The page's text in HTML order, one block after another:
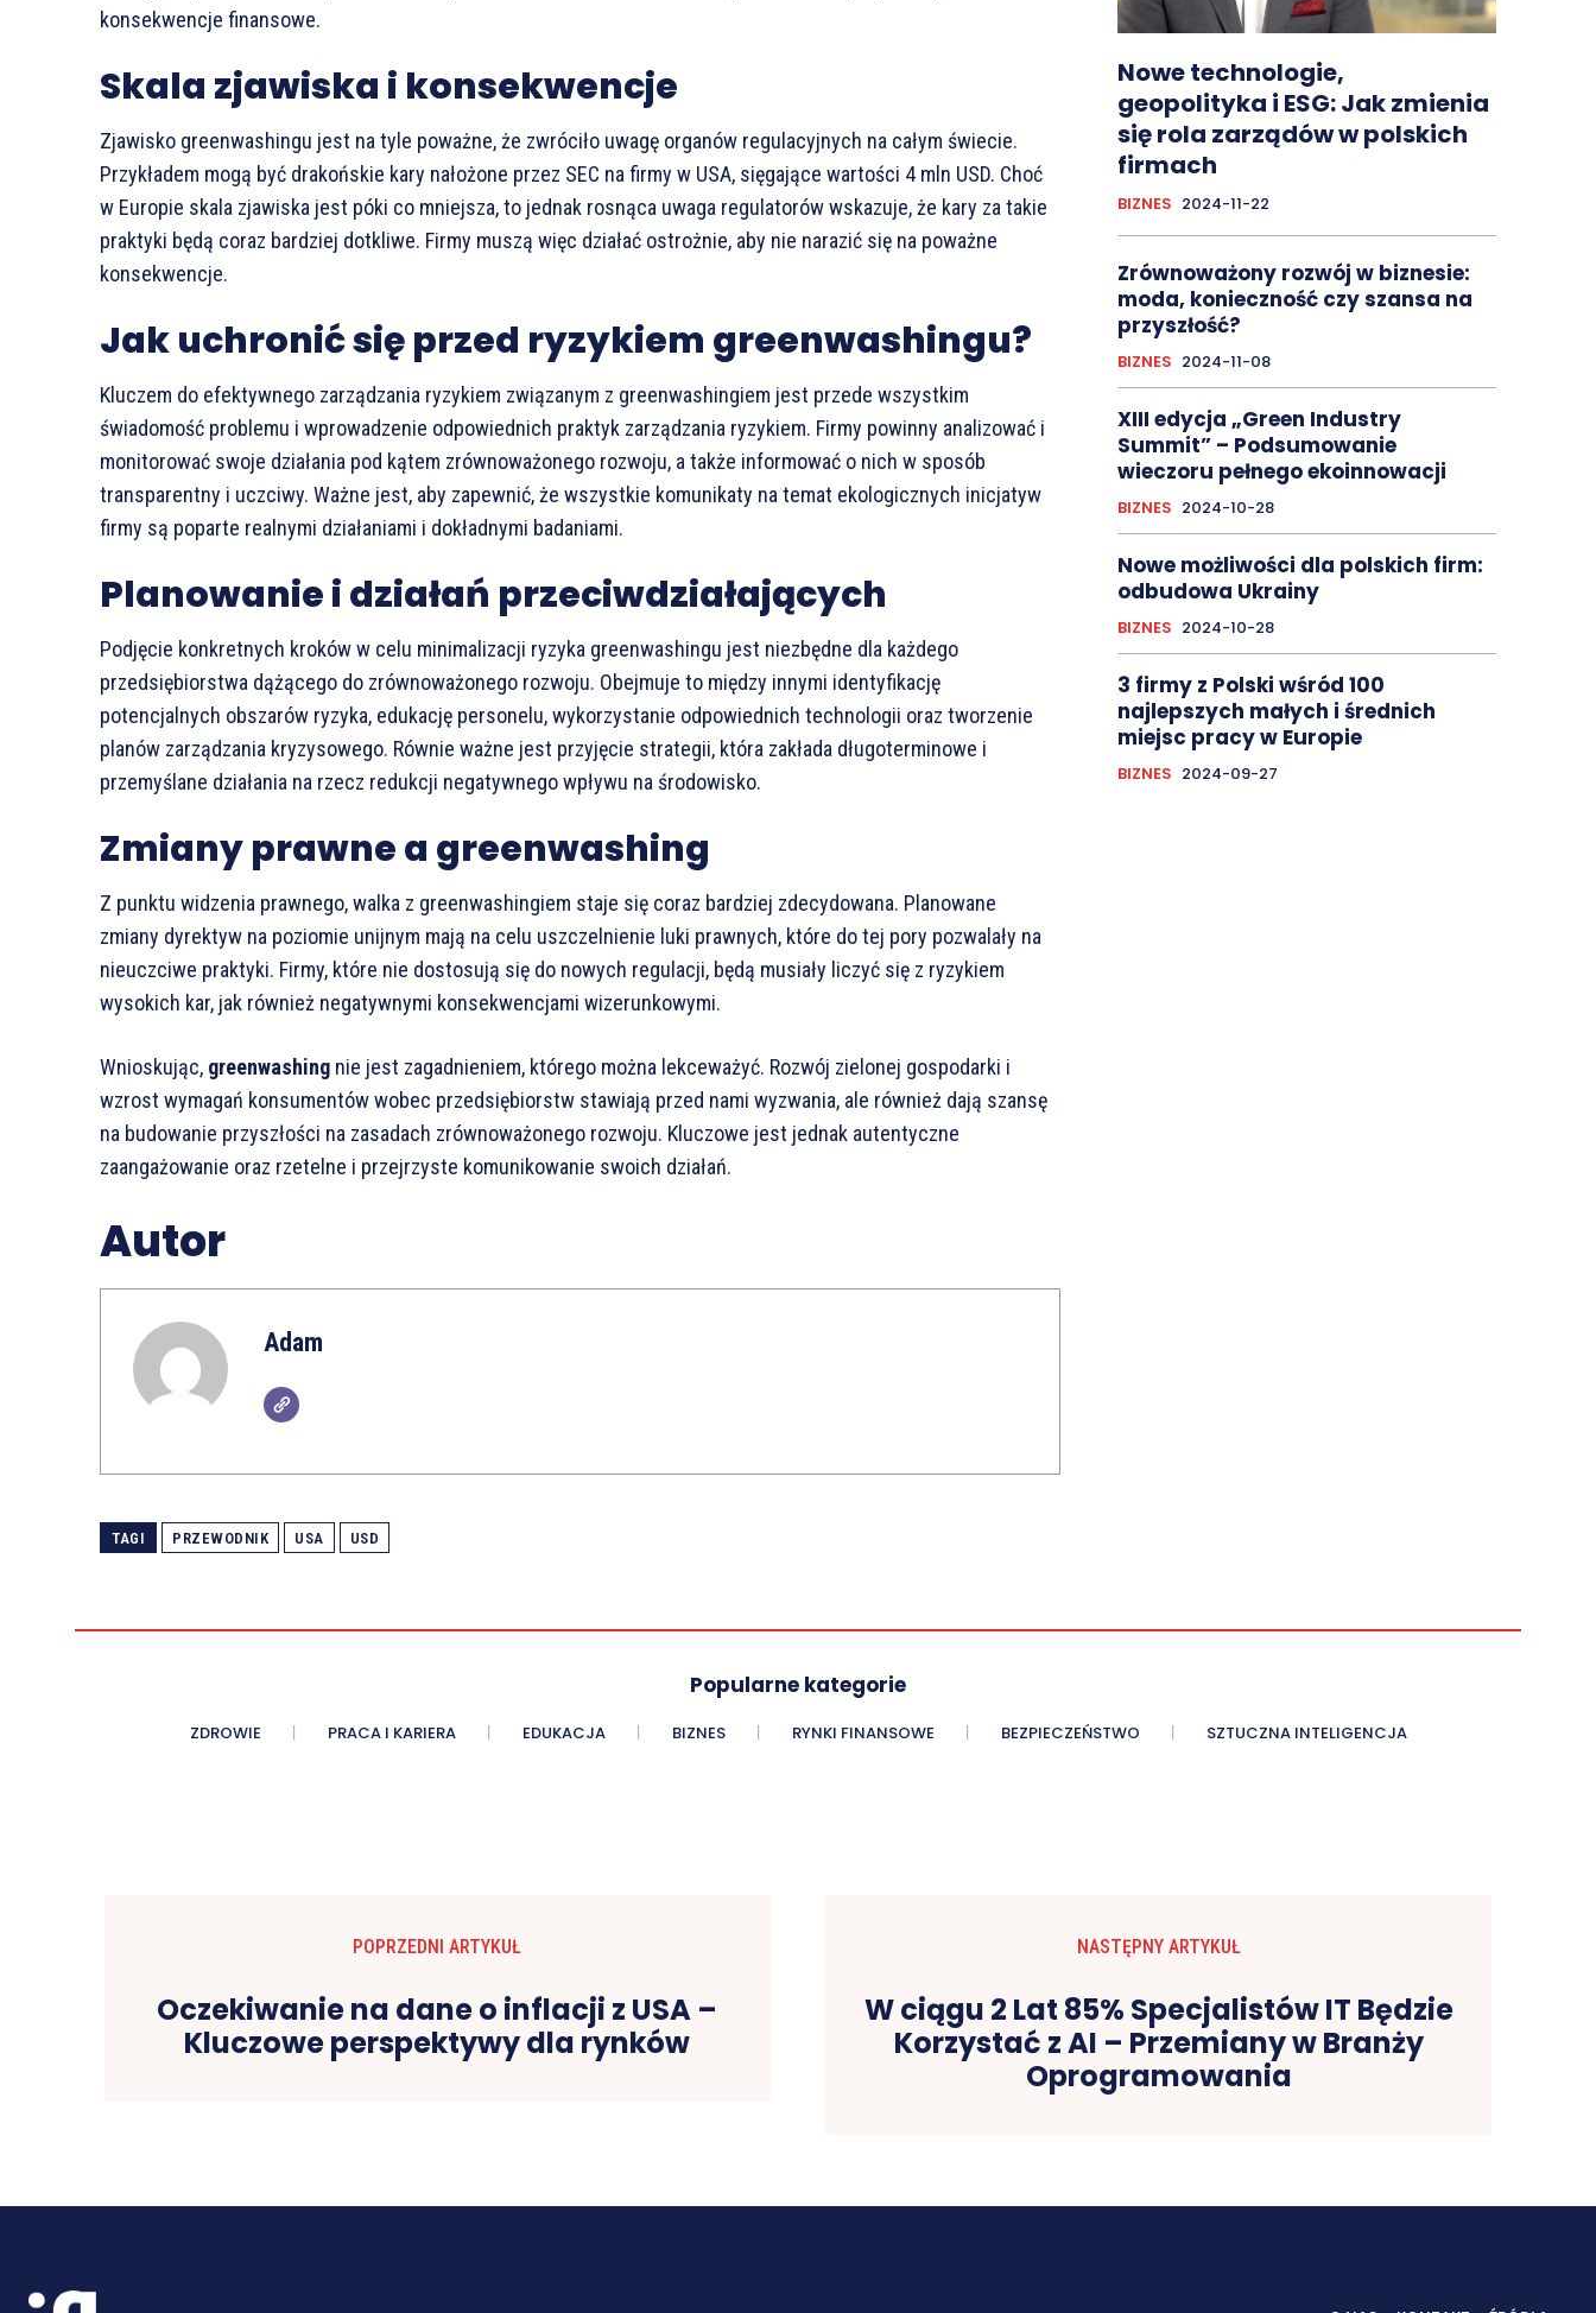
konsekwencje finansowe.
Skala zjawiska i konsekwencje
Zjawisko greenwashingu jest na tyle poważne, że zwróciło uwagę organów regulacyjnych na całym świecie.
Przykładem mogą być drakońskie kary nałożone przez SEC na firmy w USA, sięgające wartości 4 mln USD. Choć
w Europie skala zjawiska jest póki co mniejsza, to jednak rosnąca uwaga regulatorów wskazuje, że kary za takie
praktyki będą coraz bardziej dotkliwe. Firmy muszą więc działać ostrożnie, aby nie narazić się na poważne
konsekwencje.
Jak uchronić się przed ryzykiem greenwashingu?
Kluczem do efektywnego zarządzania ryzykiem związanym z greenwashingiem jest przede wszystkim
świadomość problemu i wprowadzenie odpowiednich praktyk zarządzania ryzykiem. Firmy powinny analizować i
monitorować swoje działania pod kątem zrównoważonego rozwoju, a także informować o nich w sposób
transparentny i uczciwy. Ważne jest, aby zapewnić, że wszystkie komunikaty na temat ekologicznych inicjatyw
firmy są poparte realnymi działaniami i dokładnymi badaniami.
Planowanie i działań przeciwdziałających
Podjęcie konkretnych kroków w celu minimalizacji ryzyka greenwashingu jest niezbędne dla każdego
przedsiębiorstwa dążącego do zrównoważonego rozwoju. Obejmuje to między innymi identyfikację
potencjalnych obszarów ryzyka, edukację personelu, wykorzystanie odpowiednich technologii oraz tworzenie
planów zarządzania kryzysowego. Równie ważne jest przyjęcie strategii, która zakłada długoterminowe i
przemyślane działania na rzecz redukcji negatywnego wpływu na środowisko.
Zmiany prawne a greenwashing
Z punktu widzenia prawnego, walka z greenwashingiem staje się coraz bardziej zdecydowana. Planowane
zmiany dyrektyw na poziomie unijnym mają na celu uszczelnienie luki prawnych, które do tej pory pozwalały na
nieuczciwe praktyki. Firmy, które nie dostosują się do nowych regulacji, będą musiały liczyć się z ryzykiem
wysokich kar, jak również negatywnymi konsekwencjami wizerunkowymi.
Wnioskując, greenwashing nie jest zagadnieniem, którego można lekceważyć. Rozwój zielonej gospodarki i
wzrost wymagań konsumentów wobec przedsiębiorstw stawiają przed nami wyzwania, ale również dają szansę
na budowanie przyszłości na zasadach zrównoważonego rozwoju. Kluczowe jest jednak autentyczne
zaangażowanie oraz rzetelne i przejrzyste komunikowanie swoich działań.
Autor
Adam
TAGI PRZEWODNIK USA USD
Nowe technologie,
geopolityka i ESG: Jak zmienia
się rola zarządów w polskich
firmach
BIZNES 2024-11-22
Zrównoważony rozwój w biznesie:
moda, konieczność czy szansa na
przyszłość?
BIZNES 2024-11-08
XIII edycja „Green Industry
Summit” – Podsumowanie
wieczoru pełnego ekoinnowacji
BIZNES 2024-10-28
Nowe możliwości dla polskich firm:
odbudowa Ukrainy
BIZNES 2024-10-28
3 firmy z Polski wśród 100
najlepszych małych i średnich
miejsc pracy w Europie
BIZNES 2024-09-27
Popularne kategorie
ZDROWIE PRACA I KARIERA EDUKACJA BIZNES RYNKI FINANSOWE BEZPIECZEŃSTWO SZTUCZNA INTELIGENCJA
POPRZEDNI ARTYKUŁ
Oczekiwanie na dane o inflacji z USA –
Kluczowe perspektywy dla rynków
NASTĘPNY ARTYKUŁ
W ciągu 2 Lat 85% Specjalistów IT Będzie
Korzystać z AI – Przemiany w Branży
Oprogramowania